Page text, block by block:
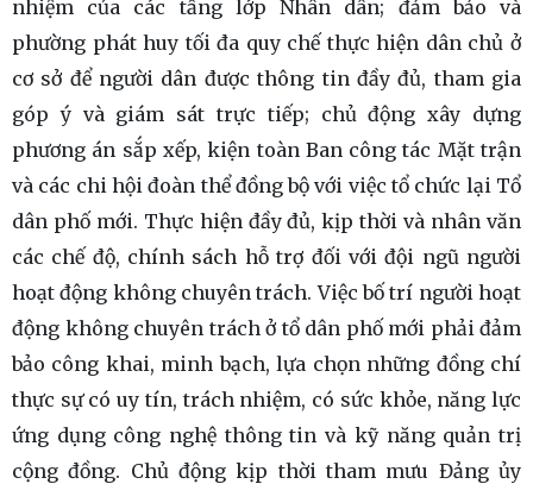
nhiệm của các tầng lớp Nhân dân; đảm bảo và
phường phát huy tối đa quy chế thực hiện dân chủ ở
cơ sở để người dân được thông tin đầy đủ, tham gia
góp ý và giám sát trực tiếp; chủ động xây dựng
phương án sắp xếp, kiện toàn Ban công tác Mặt trận
và các chi hội đoàn thể đồng bộ với việc tổ chức lại Tổ
dân phố mới. Thực hiện đầy đủ, kịp thời và nhân văn
các chế độ, chính sách hỗ trợ đối với đội ngũ người
hoạt động không chuyên trách. Việc bố trí người hoạt
động không chuyên trách ở tổ dân phố mới phải đảm
bảo công khai, minh bạch, lựa chọn những đồng chí
thực sự có uy tín, trách nhiệm, có sức khỏe, năng lực
ứng dụng công nghệ thông tin và kỹ năng quản trị
cộng đồng. Chủ động kịp thời tham mưu Đảng ủy